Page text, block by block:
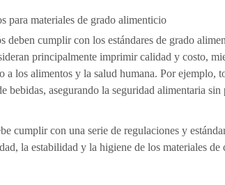
para materiales de grado alimenticio
cumplir con los estándares de grado
principalmente imprimir calidad y costo,
a los alimentos y la salud humana. Por
bebidas, asegurando la seguridad alimentaria sin
cumplir con una serie de regulaciones y
la estabilidad y la higiene de los materiales